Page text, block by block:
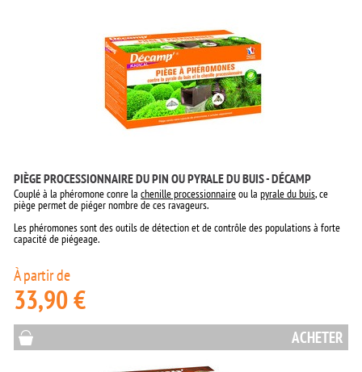
PIÈGE PROCESSIONNAIRE DU PIN OU PYRALE DU BUIS - DÉCAMP
Couplé à la phéromone conre la chenille processionnaireou la pyrale du buis, ce
piège permet de piéger nombre de ces ravageurs.
Les phéromones sont des outils de détection et de contrôle des populations à forte
capacité de piégeage.
À partir de
33,90 €
ACHETER